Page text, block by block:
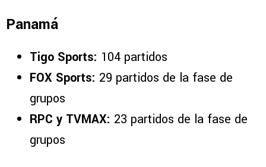
Panamá
Tigo Sports: 104 partidos
FOX Sports: 29 partidos de la fase de
grupos
RPC y TVMAX: 23 partidos de la fase de
grupos